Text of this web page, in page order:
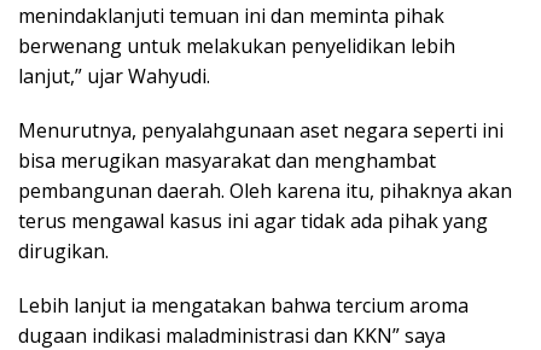
menindaklanjuti temuan ini dan meminta pihak
berwenang untuk melakukan penyelidikan lebih
lanjut,” ujar Wahyudi.
Menurutnya, penyalahgunaan aset negara seperti ini
bisa merugikan masyarakat dan menghambat
pembangunan daerah. Oleh karena itu, pihaknya akan
terus mengawal kasus ini agar tidak ada pihak yang
dirugikan.
Lebih lanjut ia mengatakan bahwa tercium aroma
dugaan indikasi maladministrasi dan KKN” saya